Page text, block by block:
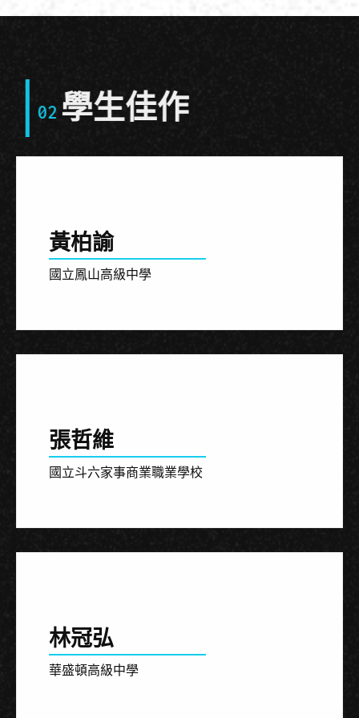
02 學生佳作
黃柏諭
國立鳳山高級中學
張哲維
國立斗六家事商業職業學校
林冠弘
華盛頓高級中學